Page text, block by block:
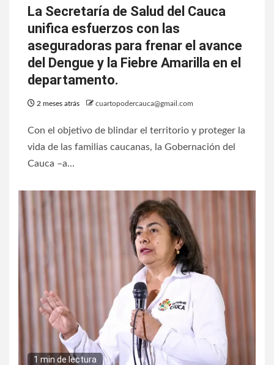
La Secretaría de Salud del Cauca
unifica esfuerzos con las
aseguradoras para frenar el avance
del Dengue y la Fiebre Amarilla en el
departamento.
2 meses atrás cuartopodercauca@gmail.com
Con el objetivo de blindar el territorio y proteger la
vida de las familias caucanas, la Gobernación del
Cauca –a...
1 min de lectura